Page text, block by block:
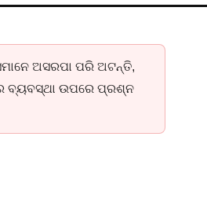
ଅସରପା ପରି ଅଟନ୍ତି,
ବ୍ୟବସ୍ଥା ଉପରେ ପ୍ରଶ୍ନ